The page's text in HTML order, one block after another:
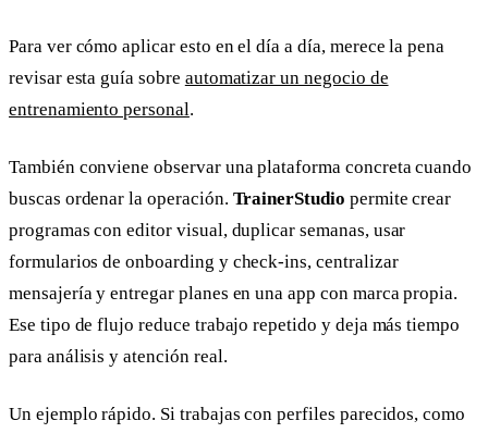
Para ver cómo aplicar esto en el día a día, merece la pena
revisar esta guía sobre automatizar un negocio de
entrenamiento personal.
También conviene observar una plataforma concreta cuando
buscas ordenar la operación. TrainerStudio permite crear
programas con editor visual, duplicar semanas, usar
formularios de onboarding y check-ins, centralizar
mensajería y entregar planes en una app con marca propia.
Ese tipo de flujo reduce trabajo repetido y deja más tiempo
para análisis y atención real.
Un ejemplo rápido. Si trabajas con perfiles parecidos, como